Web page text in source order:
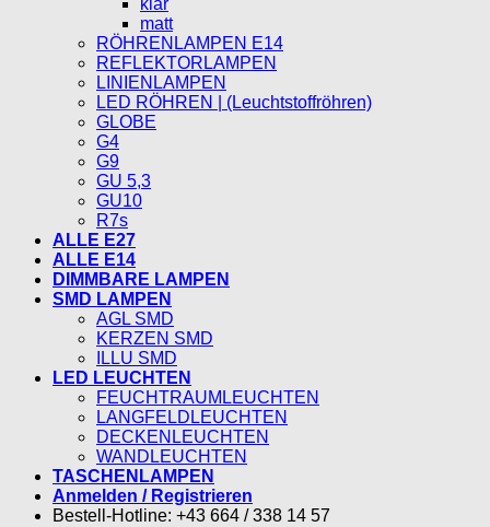
klar
matt
RÖHRENLAMPEN E14
REFLEKTORLAMPEN
LINIENLAMPEN
LED RÖHREN | (Leuchtstoffröhren)
GLOBE
G4
G9
GU 5,3
GU10
R7s
ALLE E27
ALLE E14
DIMMBARE LAMPEN
SMD LAMPEN
AGL SMD
KERZEN SMD
ILLU SMD
LED LEUCHTEN
FEUCHTRAUMLEUCHTEN
LANGFELDLEUCHTEN
DECKENLEUCHTEN
WANDLEUCHTEN
TASCHENLAMPEN
Anmelden / Registrieren
Bestell-Hotline: +43 664 / 338 14 57